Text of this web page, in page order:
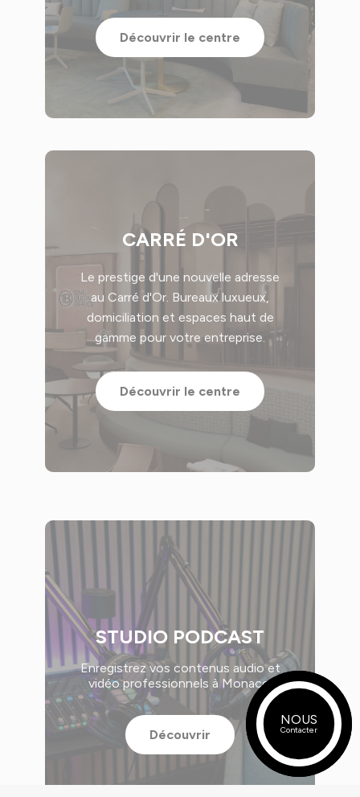
MON ESPACE
NOUS
Contacter
Découvrir le centre
CARRÉ D'OR
Le prestige d'une nouvelle adresse
au Carré d'Or. Bureaux luxueux,
domiciliation et espaces haut de
gamme pour votre entreprise.
Découvrir le centre
STUDIO PODCAST
Enregistrez vos contenus audio et
vidéo professionnels à Monaco.
Découvrir